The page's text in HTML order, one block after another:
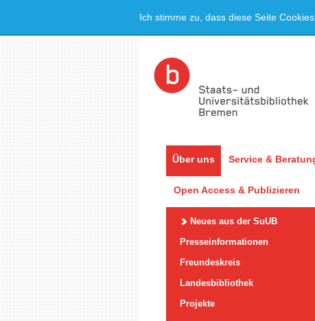
Ich stimme zu, dass diese Seite
Über uns Service &
Open Access & Publizieren
Neues aus der SuUB
Presseinformationen
Freundeskreis
Landesbibliothek
Projekte